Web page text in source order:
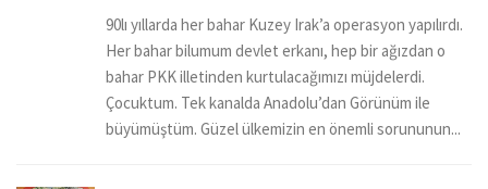
90lı yıllarda her bahar Kuzey Irak’a operasyon yapılırdı.
Her bahar bilumum devlet erkanı, hep bir ağızdan o
bahar PKK illetinden kurtulacağımızı müjdelerdi.
Çocuktum. Tek kanalda Anadolu’dan Görünüm ile
büyümüştüm. Güzel ülkemizin en önemli sorununun...